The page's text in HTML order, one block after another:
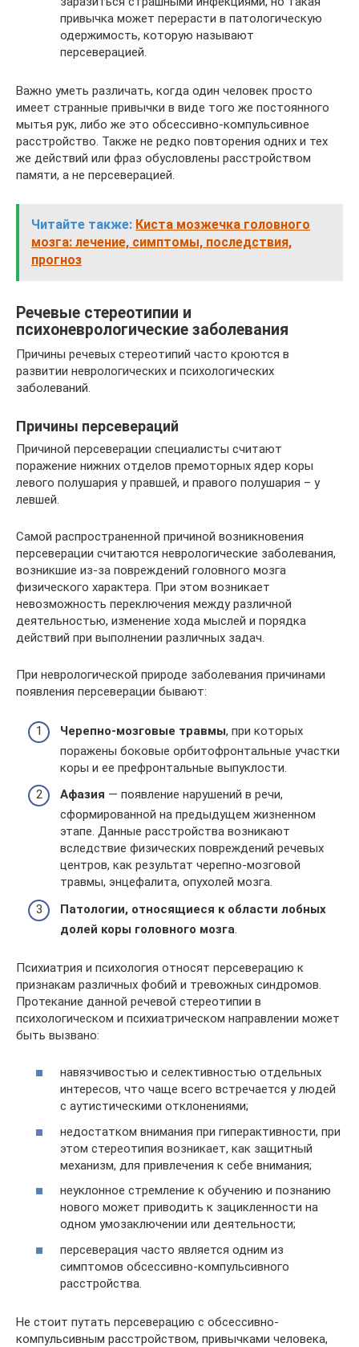
привычка может перерасти в патологическую
одержимость, которую называют
персеверацией.
Важно уметь различать, когда один человек просто
имеет странные привычки в виде того же постоянного
мытья рук, либо же это обсессивно-компульсивное
расстройство. Также не редко повторения одних и тех
же действий или фраз обусловлены расстройством
памяти, а не персеверацией.
Читайте также: Киста мозжечка головного
мозга: лечение, симптомы, последствия,
прогноз
Речевые стереотипии и
психоневрологические заболевания
Причины речевых стереотипий часто кроются в
развитии неврологических и психологических
заболеваний.
Причины персевераций
Причиной персеверации специалисты считают
поражение нижних отделов премоторных ядер коры
левого полушария у правшей, и правого полушария – у
левшей.
Самой распространенной причиной возникновения
персеверации считаются неврологические заболевания,
возникшие из-за повреждений головного мозга
физического характера. При этом возникает
невозможность переключения между различной
деятельностью, изменение хода мыслей и порядка
действий при выполнении различных задач.
При неврологической природе заболевания причинами
появления персеверации бывают:
Черепно-мозговые травмы, при которых
поражены боковые орбитофронтальные участки
коры и ее префронтальные выпуклости.
Афазия — появление нарушений в речи,
сформированной на предыдущем жизненном
этапе. Данные расстройства возникают
вследствие физических повреждений речевых
центров, как результат черепно-мозговой
травмы, энцефалита, опухолей мозга.
Патологии, относящиеся к области лобных
долей коры головного мозга
Психиатрия и психология относят персеверацию к
признакам различных фобий и тревожных синдромов.
Протекание данной речевой стереотипии в
психологическом и психиатрическом направлении может
быть вызвано:
навязчивостью и селективностью отдельных
интересов, что чаще всего встречается у людей
с аутистическими отклонениями;
недостатком внимания при гиперактивности, при
этом стереотипия возникает, как защитный
механизм, для привлечения к себе внимания;
неуклонное стремление к обучению и познанию
нового может приводить к зацикленности на
одном умозаключении или деятельности;
персеверация часто является одним из
симптомов обсессивно-компульсивного
расстройства.
Не стоит путать персеверацию с обсессивно-
компульсивным расстройством, привычками человека,